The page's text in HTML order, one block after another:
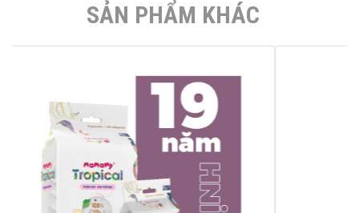
SẢN PHẨM KHÁC